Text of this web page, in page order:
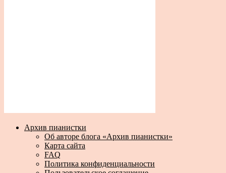
Архив пианистки
Об авторе блога «Архив пианистки»
Карта сайта
FAQ
Политика конфиденциальности